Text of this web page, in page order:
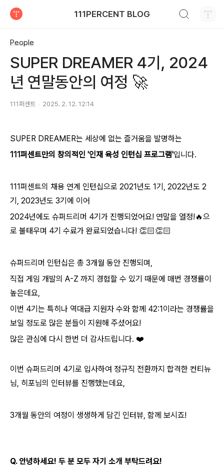
111PERCENT BLOG
People
SUPER DREAMER 4기, 2024
년 연말동안의 여정 🚀
111퍼센트 2025. 2. 12. 12:14
SUPER DREAMER는 세상에 없는 즐거움을 발명하는
111퍼센트만의 창의적인 '인재 육성 인턴십 프로그램'입니다.
111퍼센트의 채용 연계 인턴십으로 2021년도 1기, 2022년도 2
기, 2023년도 3기에 이어
2024년에도 슈퍼드리머 4기가 진행되었어요! 연말을 열정!🔥으
로 불태우며 4기 수료가 완료되었습니다! 👏🏻👏🏻
슈퍼드리머 인턴십은 총 3개월 동안 진행되며,
직접 게임 개발의 A-Z 까지 경험할 수 있기 때문에 매번 경쟁률이
높은데요,
이번 4기는 특히나 역대급 지원자 수와 함께 42:1이라는 경쟁률을
보일 정도로 많은 분들이 지원해 주셨어요!
많은 관심에 다시 한번 더 감사드립니다. ❤️
이번 슈퍼드리머 4기로 입사하여 정규직 전환까지 합격한 컨티뉴
님, 히포님의 인터뷰를 진행했는데요,
3개월 동안의 여정이 생생하게 담긴 인터뷰, 함께 보시죠!
Q. 안녕하세요! 두 분 모두 자기 소개 부탁드려요!